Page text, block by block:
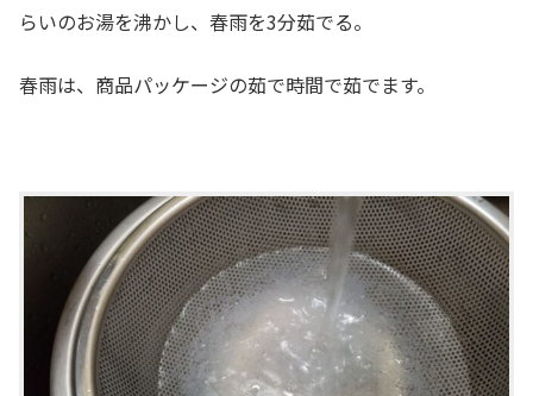
らいのお湯を沸かし、春雨を3分茹でる。
春雨は、商品パッケージの茹で時間で茹でます。